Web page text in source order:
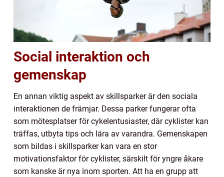
Social interaktion och
gemenskap
En annan viktig aspekt av skillsparker är den sociala
interaktionen de främjar. Dessa parker fungerar ofta
som mötesplatser för cykelentusiaster, där cyklister kan
träffas, utbyta tips och lära av varandra. Gemenskapen
som bildas i skillsparker kan vara en stor
motivationsfaktor för cyklister, särskilt för yngre åkare
som kanske är nya inom sporten. Att ha en grupp att